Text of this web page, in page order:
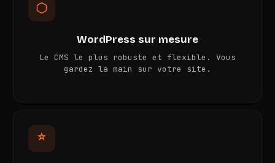
WordPress sur mesure
Le CMS le plus robuste et flexible. Vous
gardez la main sur votre site.